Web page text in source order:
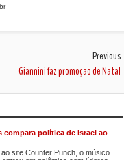
Previous
Giannini faz promoção de Natal
compara política de Israel ao
site Counter Punch, o músico